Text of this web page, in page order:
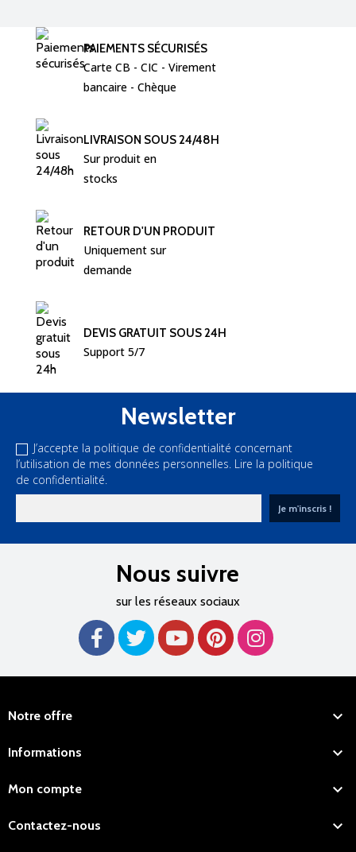
PAIEMENTS SÉCURISÉS
Carte CB - CIC - Virement
bancaire - Chèque
LIVRAISON SOUS 24/48H
Sur produit en
stocks
RETOUR D'UN PRODUIT
Uniquement sur
demande
DEVIS GRATUIT SOUS 24H
Support 5/7
Newsletter
J’accepte la politique de confidentialité concernant
l’utilisation de mes données personnelles. Lire la politique
de confidentialité.
Nous suivre
sur les réseaux sociaux
Notre offre 
Informations 
Mon compte 
Contactez-nous 